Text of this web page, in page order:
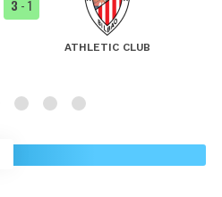
3 - 1
ATHLETIC CLUB